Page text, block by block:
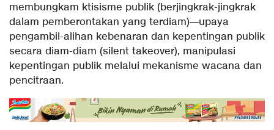
membungkam ktisisme publik (berjingkrak-jingkrak
dalam pemberontakan yang terdiam)—upaya
pengambil-alihan kebenaran dan kepentingan publik
secara diam-diam (silent takeover), manipulasi
kepentingan publik melalui mekanisme wacana dan
pencitraan.